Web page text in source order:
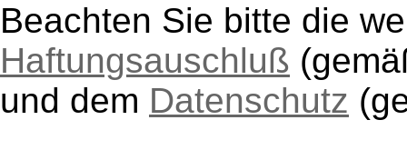
Beachten Sie bitte die
Haftungsauschluß
und dem Datenschutz